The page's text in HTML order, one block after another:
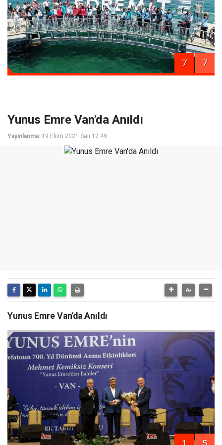
7 7
Yunus Emre Van'da Anıldı
Yayınlanma: 19 Ekim 2021 Salı 12:49
Yunus Emre Van'da Anıldı